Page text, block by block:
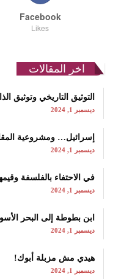
Facebook
Likes
اخر المقالات
التوثيق التاريخي وتوثيق
ديسمبر 1, 2024
إسرائيل… ومشروعية
ديسمبر 1, 2024
في الاحتفاء بالفلسفة
ديسمبر 1, 2024
ابن بطوطة إلى البحر
ديسمبر 1, 2024
هيدي مش مزبلة أبوك!
ديسمبر 1, 2024